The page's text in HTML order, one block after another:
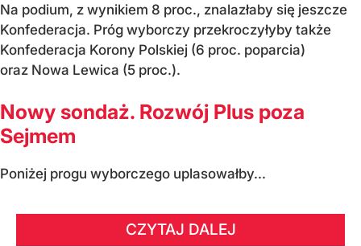
Na podium, z wynikiem 8 proc., znalazłaby się jeszcze
Konfederacja. Próg wyborczy przekroczyłyby także
Konfederacja Korony Polskiej (6 proc. poparcia)
oraz Nowa Lewica (5 proc.).
Nowy sondaż. Rozwój Plus poza
Sejmem
Poniżej progu wyborczego uplasowałby...
CZYTAJ DALEJ